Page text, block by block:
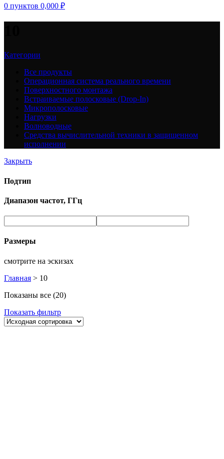
0 пунктов 0,000 ₽
Категории
Все продукты
Операционная система реального времени
Поверхностного монтажа
Встраиваемые полосковые (Drop-In)
Микрополосковые
Нагрузки
Волноводные
Средства вычислительной техники в защищенном
исполнении
Закрыть
Подтип
Диапазон частот, ГГц
Размеры
смотрите на эскизах
Главная > 10
Показаны все (20)
Показать фильтр